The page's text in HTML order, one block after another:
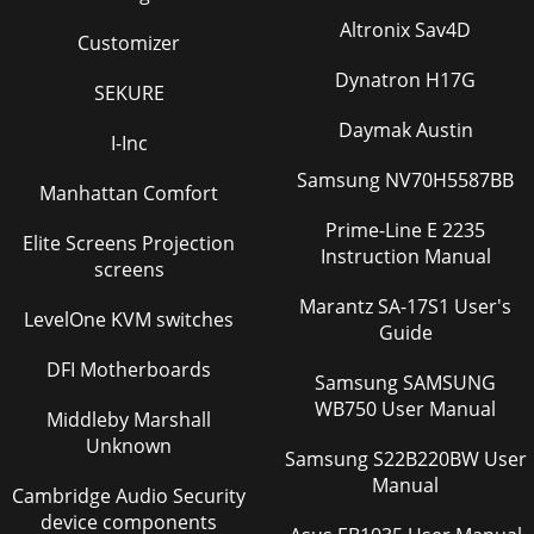
41ITQuesta Guida rapida intende presentare le funzioni e
comandi di base di Contour. Per una conoscenza più
Page 37
42Pannello superiorePannello anterioreConnettori
Contour sono tattili. È sufﬁciente toccare o
Page 38 - Technische Daten
43ITTelecomandoSolo Media Player/iPod Ordine di
riproduzione casuale Commuta tra ripeti tutto o ripeti
traccia corrente.Video Commuta tra Comp
44Source DRRadio digitaleThe LoungeFMRadio FMMPMedia
PlayeriPodiPod/iPhoneAUXPresa Aux InIconeBuzz
FMOKLive from The Hive! Source IconePer iniziare1
45ITConnessione a un iPod o iPhone Contour dispone di un
dock integrale per collegamento con iPod o iPhone. Per
Customizer
SEKURE
I-Inc
Manhattan Comfort
Elite Screens Projection
screens
LevelOne KVM switches
DFI Motherboards
Middleby Marshall
Unknown
Cambridge Audio Security
device components
Altronix Sav4D
Dynatron H17G
Daymak Austin
Samsung NV70H5587BB
Prime-Line E 2235
Instruction Manual
Marantz SA-17S1 User's
Guide
Samsung SAMSUNG
WB750 User Manual
Samsung S22B220BW User
Manual